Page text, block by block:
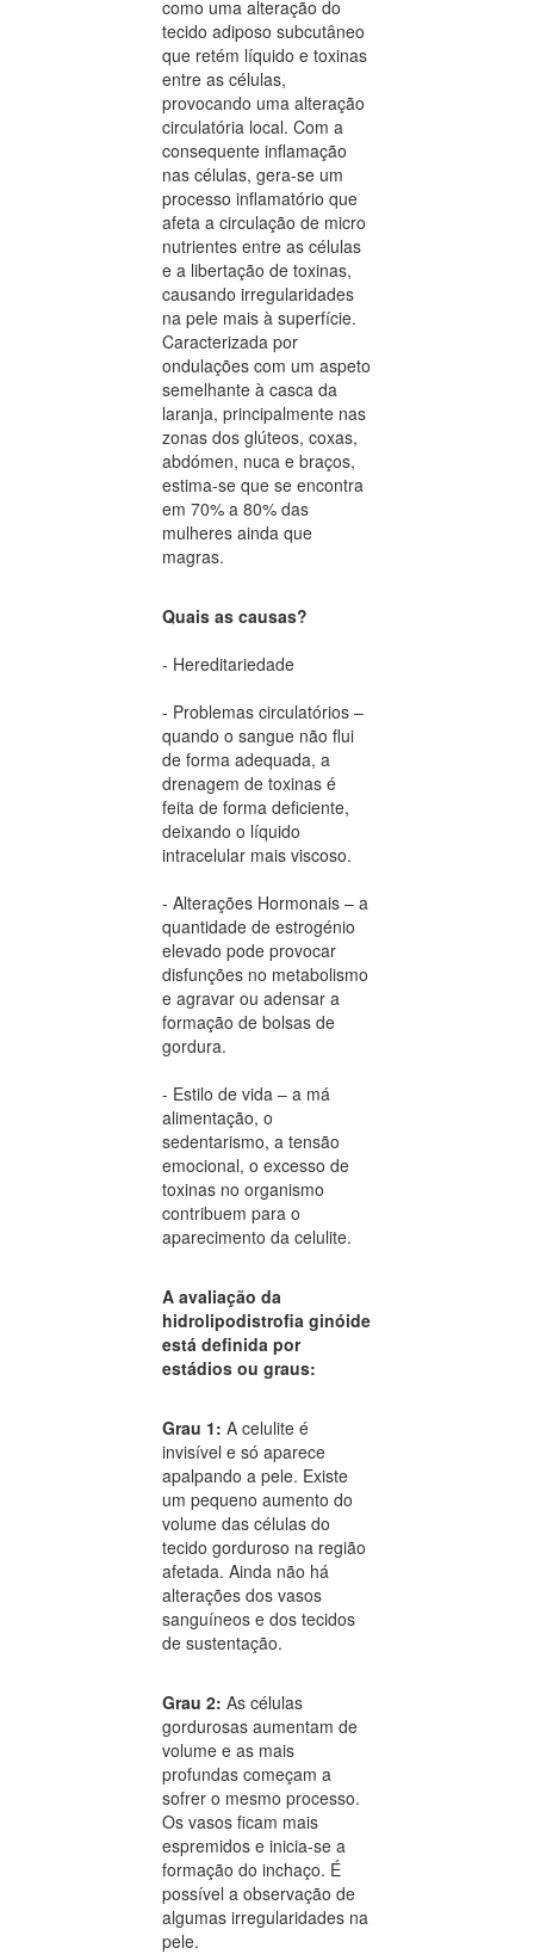
como uma alteração do
tecido adiposo subcutâneo
que retém líquido e toxinas
entre as células,
provocando uma alteração
circulatória local. Com a
consequente inflamação
nas células, gera-se um
processo inflamatório que
afeta a circulação de micro
nutrientes entre as células
e a libertação de toxinas,
causando irregularidades
na pele mais à superfície.
Caracterizada por
ondulações com um aspeto
semelhante à casca da
laranja, principalmente nas
zonas dos glúteos, coxas,
abdómen, nuca e braços,
estima-se que se encontra
em 70% a 80% das
mulheres ainda que
magras.
Quais as causas?
- Hereditariedade
- Problemas circulatórios –
quando o sangue não flui
de forma adequada, a
drenagem de toxinas é
feita de forma deficiente,
deixando o líquido
intracelular mais viscoso.
- Alterações Hormonais – a
quantidade de estrogénio
elevado pode provocar
disfunções no metabolismo
e agravar ou adensar a
formação de bolsas de
gordura.
- Estilo de vida – a má
alimentação, o
sedentarismo, a tensão
emocional, o excesso de
toxinas no organismo
contribuem para o
aparecimento da celulite.
A avaliação da
hidrolipodistrofia ginóide
está definida por
estádios ou graus:
Grau 1: A celulite é
invisível e só aparece
apalpando a pele. Existe
um pequeno aumento do
volume das células do
tecido gorduroso na região
afetada. Ainda não há
alterações dos vasos
sanguíneos e dos tecidos
de sustentação.
Grau 2: As células
gordurosas aumentam de
volume e as mais
profundas começam a
sofrer o mesmo processo.
Os vasos ficam mais
espremidos e inicia-se a
formação do inchaço. É
possível a observação de
algumas irregularidades na
pele.